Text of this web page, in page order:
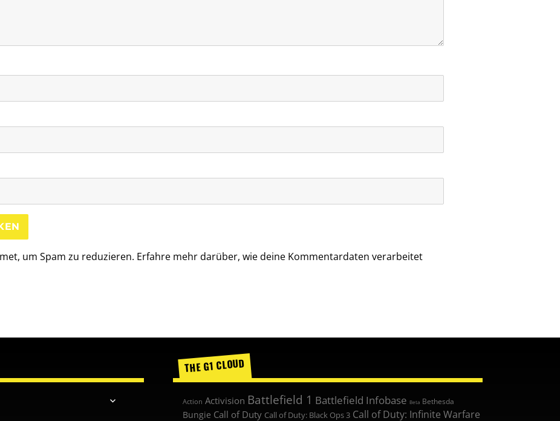
um Spam zu reduzieren. Erfahre mehr darüber, wie deine Kommentardaten verarbeitet
Untermenü
THE G1 CLOUD
Action Activision Battlefield 1 Battlefield Infobase Beta Bethesda
Bungie Call of Duty Call of Duty: Black Ops 3 Call of Duty: Infinite Warfare